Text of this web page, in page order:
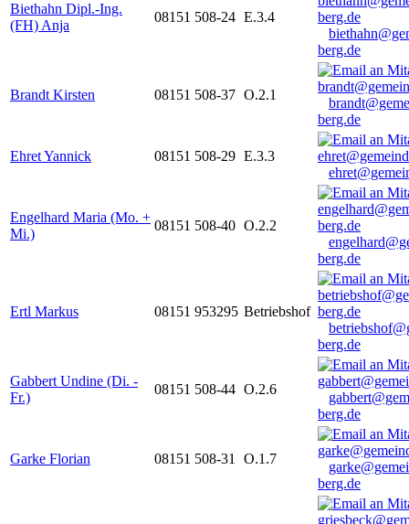
Biethahn Dipl.-Ing.
(FH) Anja
08151 508-24 E.3.4
berg.de
Brandt Kirsten 08151 508-37 O.2.1
berg.de
Ehret Yannick 08151 508-29 E.3.3
Engelhard Maria (Mo. +
Mi.)
08151 508-40 O.2.2
berg.de
Ertl Markus 08151 953295 Betriebshof
berg.de
Gabbert Undine (Di. -
Fr.)
08151 508-44 O.2.6
berg.de
Garke Florian 08151 508-31 O.1.7
berg.de